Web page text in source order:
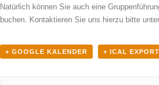
Natürlich können Sie auch eine
buchen. Kontaktieren Sie uns hierzu bitte unter
+ GOOGLE KALENDER + ICAL EXPORT